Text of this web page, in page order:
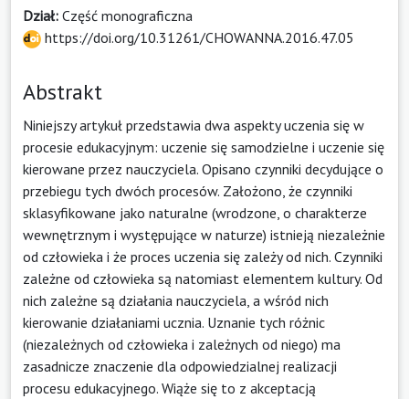
Dział: Część monograficzna
https://doi.org/10.31261/CHOWANNA.2016.47.05
Abstrakt
Niniejszy artykuł przedstawia dwa aspekty uczenia się w
procesie edukacyjnym: uczenie się samodzielne i uczenie się
kierowane przez nauczyciela. Opisano czynniki decydujące o
przebiegu tych dwóch procesów. Założono, że czynniki
sklasyfikowane jako naturalne (wrodzone, o charakterze
wewnętrznym i występujące w naturze) istnieją niezależnie
od człowieka i że proces uczenia się zależy od nich. Czynniki
zależne od człowieka są natomiast elementem kultury. Od
nich zależne są działania nauczyciela, a wśród nich
kierowanie działaniami ucznia. Uznanie tych różnic
(niezależnych od człowieka i zależnych od niego) ma
zasadnicze znaczenie dla odpowiedzialnej realizacji
procesu edukacyjnego. Wiąże się to z akceptacją